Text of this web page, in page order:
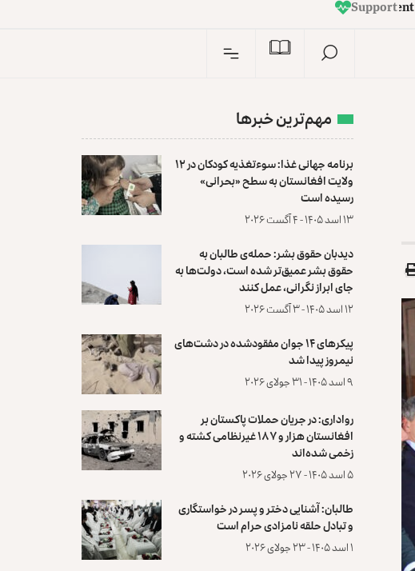
t
n
e
d
n
e
p
e
d
n
ISupport
مهم‌ترین خبرها
برنامه جهانی غذا: سوءتغذیه کودکان در ۱۲
ولایت افغانستان به سطح «بحرانی»
رسیده است
۱۳ اسد ۱۴۰۵ - ۴ آگست ۲۰۲۶
دیدبان حقوق بشر: حمله‌ی طالبان به
حقوق بشر عمیق‌تر شده است، دولت‌ها به
جای ابراز نگرانی، عمل کنند
۱۲ اسد ۱۴۰۵ - ۳ آگست ۲۰۲۶
پیکرهای ۱۴ جوان مفقودشده در دشت‌های
نیمروز پیدا شد
۹ اسد ۱۴۰۵ - ۳۱ جولای ۲۰۲۶
رواداری: در جریان حملات پاکستان بر
افغانستان هزار و ۱۸۷ غیرنظامی کشته و
زخمی شده‌اند
۵ اسد ۱۴۰۵ - ۲۷ جولای ۲۰۲۶
طالبان: آشنایی دختر و پسر در خواستگاری
و تبادل حلقه نامزادی حرام است
۱ اسد ۱۴۰۵ - ۲۳ جولای ۲۰۲۶